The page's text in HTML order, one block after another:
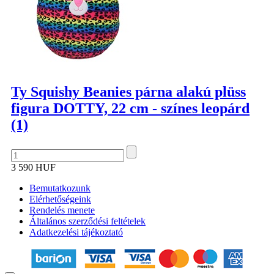
Ty Squishy Beanies párna alakú plüss
figura DOTTY, 22 cm - színes leopárd
(1)
3 590 HUF
Bemutatkozunk
Elérhetőségeink
Rendelés menete
Általános szerződési feltételek
Adatkezelési tájékoztató